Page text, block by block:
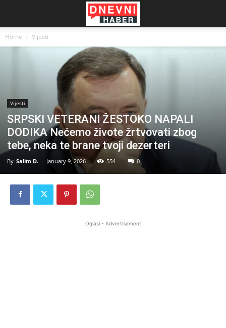
Home Vijesti
Vijesti
SRPSKI VETERANI ŽESTOKO NAPALI
DODIKA Nećemo živote žrtvovati zbog
tebe, neka te brane tvoji dezerteri
By Salim D. - January 9, 2026 554 0
Oglasi - Advertisement